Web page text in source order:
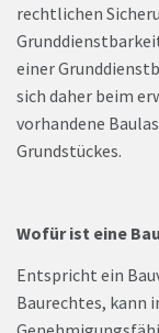
rechtlichen
einer
sich daher beim
vorhandene
Grundstückes.
Wofür ist eine
Entspricht ein
Baurechtes, kann